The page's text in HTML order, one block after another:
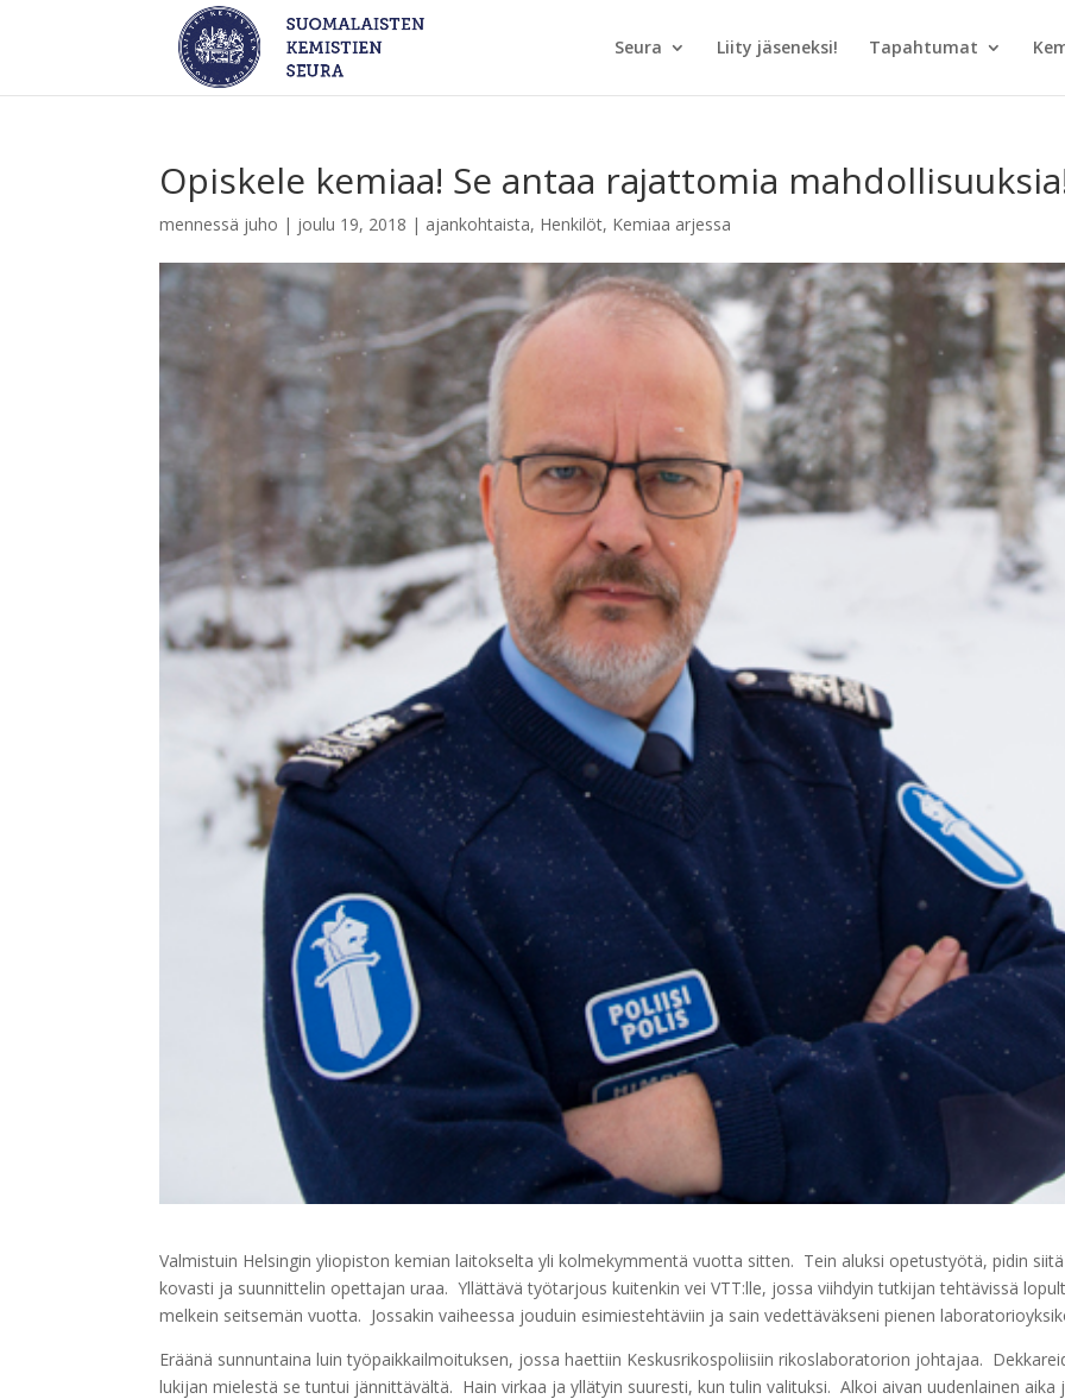
Seura Liity jäseneksi! Tapahtumat
Opiskele kemiaa! Se antaa rajattomia
mennessä juho | joulu 19, 2018 | ajankohtaista, Henkilöt, Kemiaa arjessa
Valmistuin Helsingin yliopiston kemian laitokselta yli kolmekymmentä vuotta sitten. Tein aluksi opetustyötä, pidin siitä
kovasti ja suunnittelin opettajan uraa. Yllättävä työtarjous kuitenkin vei VTT:lle, jossa viihdyin tutkijan tehtävissä
melkein seitsemän vuotta. Jossakin vaiheessa jouduin esimiestehtäviin ja sain vedettäväkseni pienen
Eräänä sunnuntaina luin työpaikkailmoituksen, jossa haettiin Keskusrikospoliisiin rikoslaboratorion johtajaa.
lukijan mielestä se tuntui jännittävältä. Hain virkaa ja yllätyin suuresti, kun tulin valituksi. Alkoi aivan uudenlainen aika